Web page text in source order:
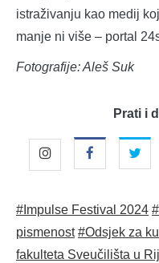
istraživanju kao medij
manje ni više – portal
Fotografije: Aleš Suk
Prati i
#Impulse Festival 2024
pismenost #Odsjek za
fakulteta Sveučilišta u